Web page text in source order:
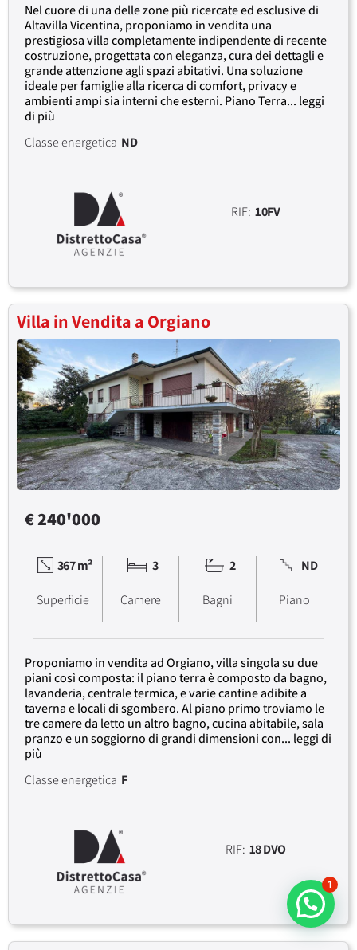
Nel cuore di una delle zone più ricercate ed esclusive di
Altavilla Vicentina, proponiamo in vendita una
prestigiosa villa completamente indipendente di recente
costruzione, progettata con eleganza, cura dei dettagli e
grande attenzione agli spazi abitativi. Una soluzione
ideale per famiglie alla ricerca di comfort, privacy e
ambienti ampi sia interni che esterni. Piano Terra... leggi
di più
RIF: 10FV
Classe energetica ND
Villa in Vendita a Orgiano
€ 240'000
367 m²
Superficie
3
Camere
2
Bagni
ND
Piano
Proponiamo in vendita ad Orgiano, villa singola su due
piani così composta: il piano terra è composto da bagno,
lavanderia, centrale termica, e varie cantine adibite a
taverna e locali di sgombero. Al piano primo troviamo le
tre camere da letto un altro bagno, cucina abitabile, sala
pranzo e un soggiorno di grandi dimensioni con... leggi di
più
RIF: 18 DVO
Classe energetica F
1